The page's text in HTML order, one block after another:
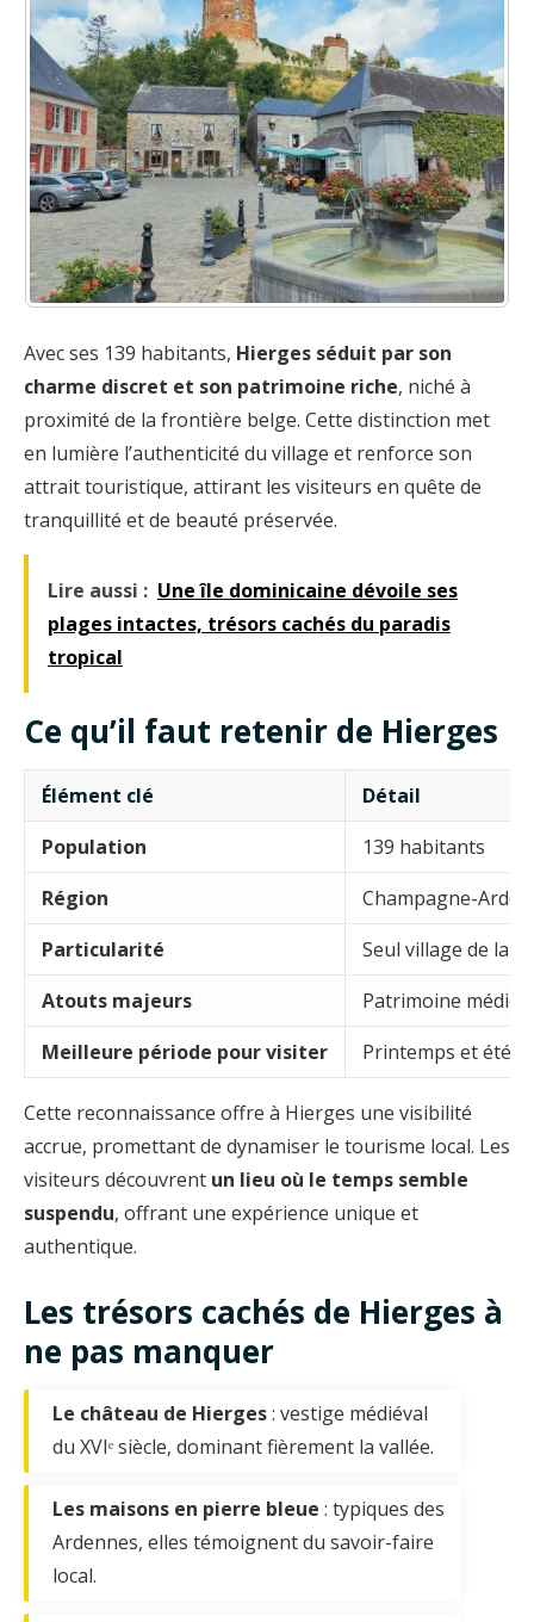
Avec ses 139 habitants, Hierges séduit par son
charme discret et son patrimoine riche, niché à
proximité de la frontière belge. Cette distinction met
en lumière l’authenticité du village et renforce son
attrait touristique, attirant les visiteurs en quête de
tranquillité et de beauté préservée.
Lire aussi : Une île dominicaine dévoile ses
plages intactes, trésors cachés du paradis
tropical
Ce qu’il faut retenir de Hierges
Élément clé
Détail
Population
139 habitants
Région
Champagne-
Particularité
Seul village de la
Atouts majeurs
Patrimoine
Meilleure période pour visiter
Printemps et été,
Cette reconnaissance offre à Hierges une visibilité
accrue, promettant de dynamiser le tourisme local. Les
visiteurs découvrent un lieu où le temps semble
suspendu, offrant une expérience unique et
authentique.
Les trésors cachés de Hierges à
ne pas manquer
Le château de Hierges: vestige médiéval
du XVIᵉ siècle, dominant fièrement la vallée.
Les maisons en pierre bleue : typiques des
Ardennes, elles témoignent du savoir-faire
local.